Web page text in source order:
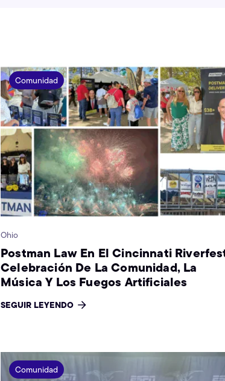
Comunidad
Ohio
Postman Law En El Cincinnati
Celebración De La Comunidad, La
Música Y Los Fuegos Artificiales
SEGUIR LEYENDO
Comunidad